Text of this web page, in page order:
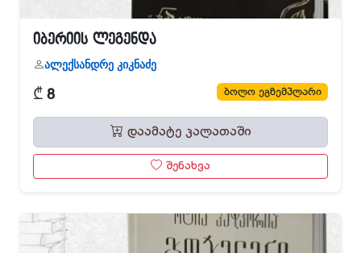
იბერიის ლეგენდა
ალექსანდრე კიკნაძე
₾ 8 ბოლო ეგზემპლარი
დაამატე კალათაში
შენახვა